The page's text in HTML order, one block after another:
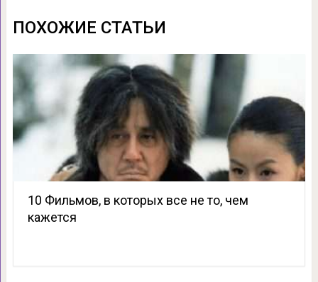
ПОХОЖИЕ СТАТЬИ
10 Фильмов, в которых все не то, чем
кажется